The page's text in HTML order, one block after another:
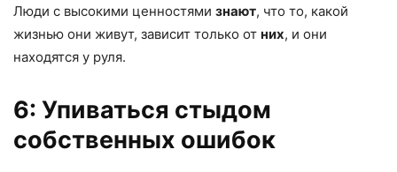
Люди с высокими ценностями знают, что то, какой
жизнью они живут, зависит только от них, и они
находятся у руля.
6: Упиваться стыдом
собственных ошибок